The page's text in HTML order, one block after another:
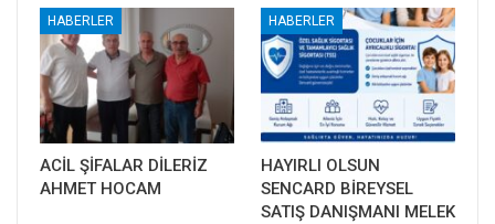
HABERLER
ACİL ŞİFALAR DİLERİZ
AHMET HOCAM
HABERLER
HAYIRLI OLSUN
SENCARD BİREYSEL
SATIŞ DANIŞMANI MELEK